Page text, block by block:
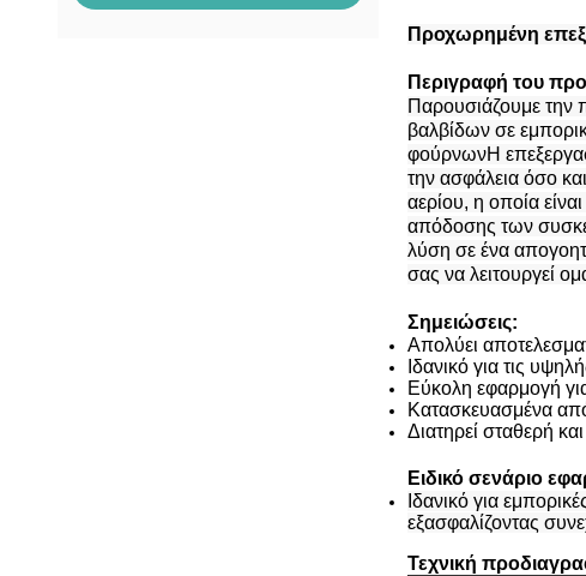
Προχωρημένη
Περιγραφή του
Παρουσιάζουμε την
βαλβίδων σε
φούρνωνΗ
την ασφάλεια όσο
αερίου, η οποία
απόδοσης των
λύση σε ένα
σας να λειτουργεί
Σημειώσεις:
Απολύει
Ιδανικό για τις
Εύκολη εφαρμογή
Κατασκευασμένα
Διατηρεί σταθερή
Ειδικό σενάριο
Ιδανικό για
εξασφαλίζοντας
Τεχνική